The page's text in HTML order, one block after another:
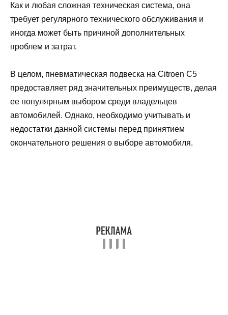
Как и любая сложная техническая система, она
требует регулярного технического обслуживания и
иногда может быть причиной дополнительных
проблем и затрат.
В целом, пневматическая подвеска на Citroen C5
предоставляет ряд значительных преимуществ, делая
ее популярным выбором среди владельцев
автомобилей. Однако, необходимо учитывать и
недостатки данной системы перед принятием
окончательного решения о выборе автомобиля.